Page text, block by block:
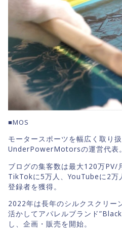
■MOS
モータースポーツを幅広く取り
UnderPowerMotorsの運営代表。
ブログの集客数は最大120万PV/
TikTokに5万人、YouTubeに2万
登録者を獲得。
2022年は長年のシルクスクリー
活かしてアパレルブランド
し、企画・販売を開始。